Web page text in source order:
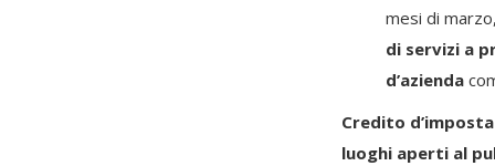
mesi di
di servizi a
d’azienda
Credito
luoghi aperti al